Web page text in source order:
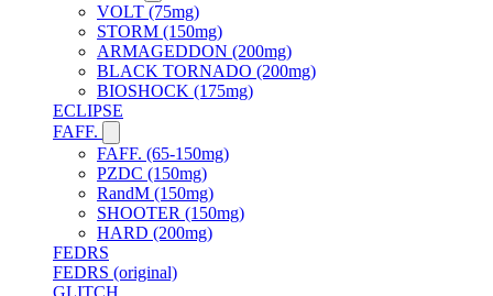
VOLT (75mg)
STORM (150mg)
ARMAGEDDON (200mg)
BLACK TORNADO (200mg)
BIOSHOCK (175mg)
ECLIPSE
FAFF.
FAFF. (65-150mg)
PZDC (150mg)
RandM (150mg)
SHOOTER (150mg)
HARD (200mg)
FEDRS
FEDRS (original)
GLITCH